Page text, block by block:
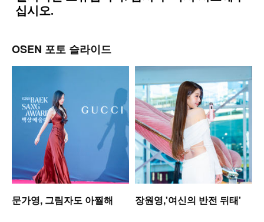
OSEN 포토 슬라이드
문가영, 그림자도 아찔해 장원영,'여신의 반전 뒤태'